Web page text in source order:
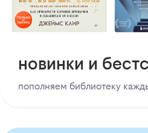
новинки и
пополняем библиотеку